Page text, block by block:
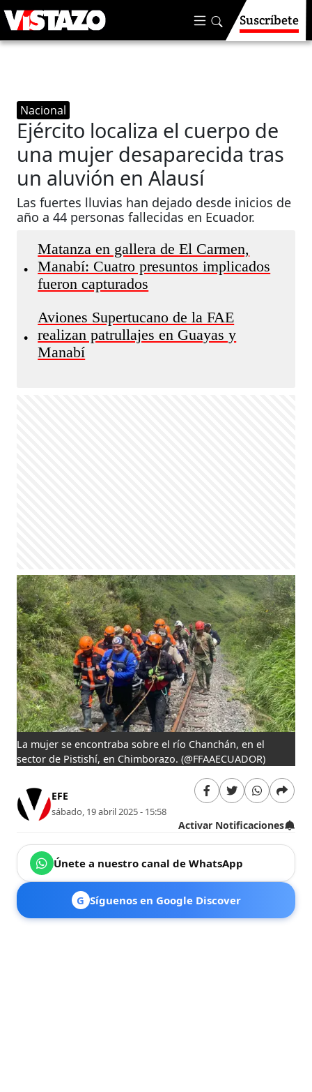
Suscríbete
Nacional
Ejército localiza el cuerpo de
una mujer desaparecida tras
un aluvión en Alausí
Las fuertes lluvias han dejado desde inicios de
año a 44 personas fallecidas en Ecuador.
•
Matanza en gallera de El Carmen,
Manabí: Cuatro presuntos implicados
fueron capturados
•
Aviones Supertucano de la FAE
realizan patrullajes en Guayas y
Manabí
La mujer se encontraba sobre el río Chanchán, en el
sector de Pistishí, en Chimborazo. (@FFAAECUADOR)
EFE
sábado, 19 abril 2025 - 15:58
Activar Notificaciones
Únete a nuestro canal de WhatsApp
G Síguenos en Google Discover